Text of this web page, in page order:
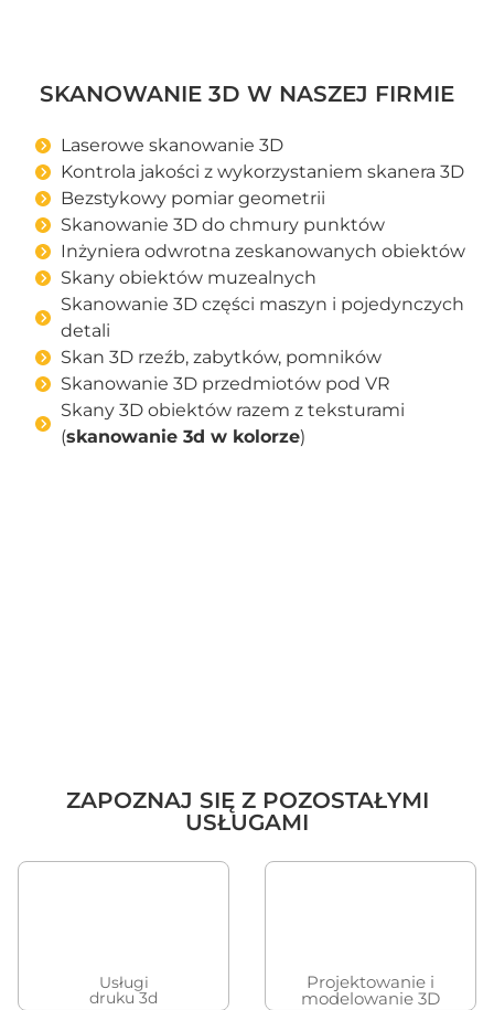
SKANOWANIE 3D W NASZEJ FIRMIE
Laserowe skanowanie 3D
Kontrola jakości z wykorzystaniem skanera 3D
Bezstykowy pomiar geometrii
Skanowanie 3D do chmury punktów
Inżyniera odwrotna zeskanowanych obiektów
Skany obiektów muzealnych
Skanowanie 3D części maszyn i pojedynczych
detali
Skan 3D rzeźb, zabytków, pomników
Skanowanie 3D przedmiotów pod VR
Skany 3D obiektów razem z teksturami
(skanowanie 3d w kolorze)
ZAPOZNAJ SIĘ Z POZOSTAŁYMI
USŁUGAMI
Usługi
druku 3d
Projektowanie i
modelowanie 3D